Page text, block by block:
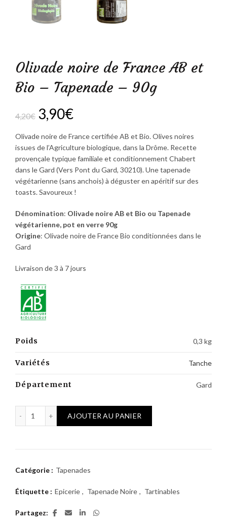
Olivade noire de France AB et
Bio – Tapenade – 90g
4,20€ Le
prix
initial
était :
3,90€Le
prix
actuel
est :
Olivade noire de France certifiée AB et Bio. Olives noires
issues de l’Agriculture biologique, dans la Drôme. Recette
provençale typique familiale et conditionnement Chabert
dans le Gard (Vers Pont du Gard, 30210). Une tapenade
végétarienne (sans anchois) à déguster en apéritif sur des
toasts. Savoureux !
Dénomination: Olivade noire AB et Bio ou Tapenade
végétarienne, pot en verre 90g
Origine: Olivade noire de France Bio conditionnées dans le
Gard
Livraison de 3 à 7 jours
Poids 0,3 kg
Variétés Tanche
Département Gard
AJOUTER AU PANIER
Catégorie : Tapenades
Étiquette : Epicerie , Tapenade Noire , Tartinables
Partagez